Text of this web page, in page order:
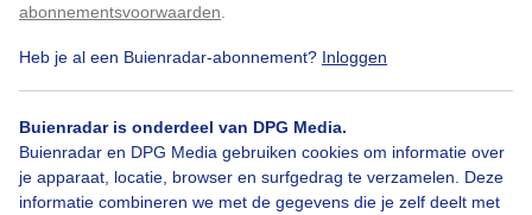
abonnementsvoorwaarden
Heb je al een Buienradar-abonnement? Inloggen
Buienradar is onderdeel van DPG Media.
Buienradar en DPG Media gebruiken cookies om informatie over
je apparaat, locatie, browser en surfgedrag te verzamelen. Deze
informatie combineren we met de gegevens die je zelf deelt met
Zomer Zon Wolken